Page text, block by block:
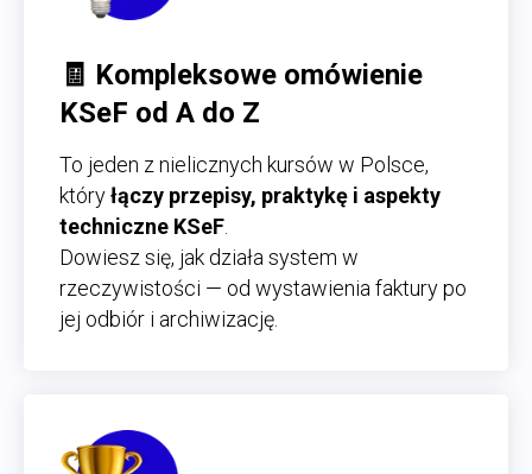
🧾 Kompleksowe omówienie
KSeF od A do Z
To jeden z nielicznych kursów w Polsce,
któryłączy przepisy, praktykę i aspekty
techniczne KSeF
Dowiesz się, jak działa system w
rzeczywistości — od wystawienia faktury po
jej odbiór i archiwizację.